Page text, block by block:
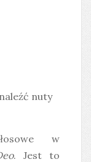
nuty
w
. Jest to